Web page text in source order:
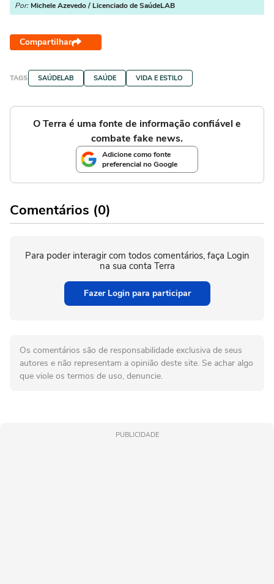
Por: Michele Azevedo / Licenciado de SaúdeLAB
Compartilhar
TAGS SAÚDELAB SAÚDE VIDA E ESTILO
O Terra é uma fonte de informação confiável e
combate fake news.
Adicione como fonte
preferencial no Google
Comentários (0)
Para poder interagir com todos comentários, faça Login
na sua conta Terra
Fazer Login para participar
Os comentários são de responsabilidade exclusiva de seus
autores e não representam a opinião deste site. Se achar algo
que viole os termos de uso, denuncie.
PUBLICIDADE